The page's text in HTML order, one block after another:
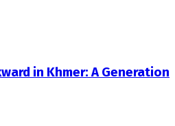
in Khmer: A Generation